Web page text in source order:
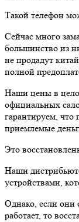
Такой телефон
Сейчас много
большинство из
не продадут
полной
Наши цены в
официальных
гарантируем, что
приемлемые
Это
Наши
устройствами,
Однако, если они
работает, то